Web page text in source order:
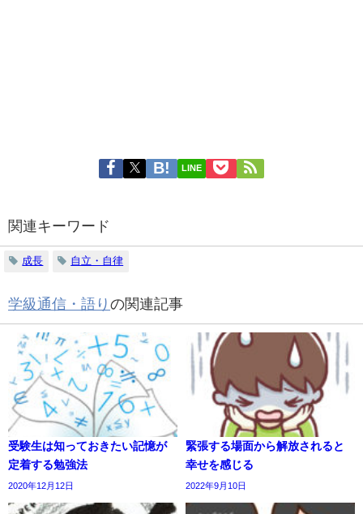
LINE
関連キーワード
成長 自立・自律
学級通信・語り の関連記事
受験生は知っておきたい記憶が
定着する勉強法
2020年12月12日
緊張する場面から解放されると
幸せを感じる
2022年9月10日